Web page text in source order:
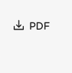
PDF